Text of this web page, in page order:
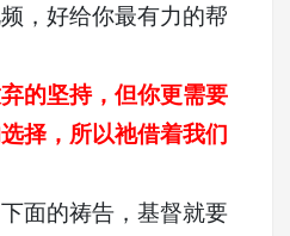
，好给你最有力的帮
的坚持，但你更需要
择，所以祂借着我们
面的祷告，基督就要